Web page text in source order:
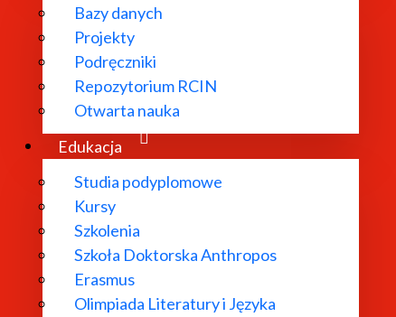
Bazy danych
Projekty
Podręczniki
Repozytorium RCIN
Otwarta nauka
Edukacja
Studia podyplomowe
Kursy
Szkolenia
Szkoła Doktorska Anthropos
Erasmus
Olimpiada Literatury i Języka